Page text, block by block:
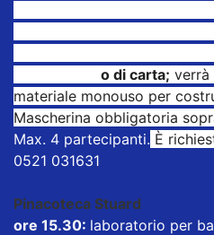
o di carta;
materiale monouso per
Mascherina obbligatoria
Max. 4 partecipanti. È
0521 031631
Pinacoteca Stuard
ore 15.30: laboratorio per